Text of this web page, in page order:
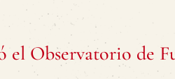
el Observatorio de